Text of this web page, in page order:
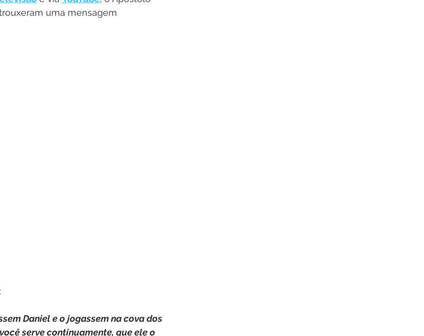
uma mensagem
Daniel e o jogassem na cova dos
serve continuamente, que ele o